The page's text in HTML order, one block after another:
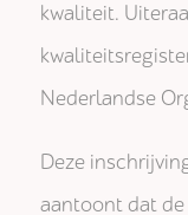
kwaliteit.
Nederlandse
Deze
aantoont dat